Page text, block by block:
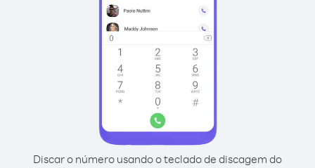
Discar o número usando o teclado de discagem do